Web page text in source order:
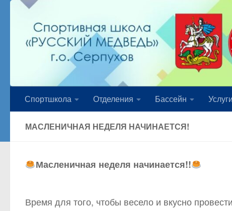
Спортшкола Отделения Бассейн Услуги
МАСЛЕНИЧНАЯ НЕДЕЛЯ НАЧИНАЕТСЯ!
Масленичная неделя начинается!!
Время для того, чтобы весело и вкусно